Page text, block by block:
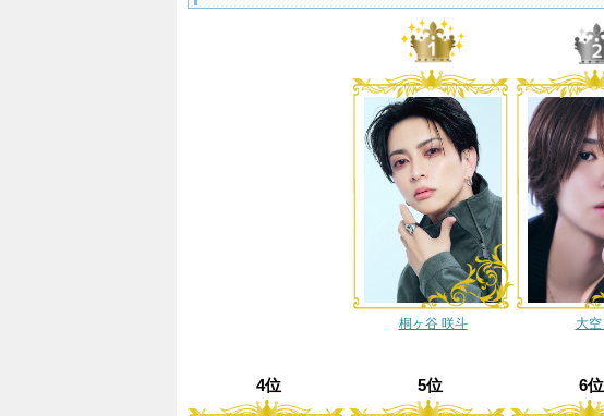
桐ヶ谷 咲斗 大
4位 5位 6位